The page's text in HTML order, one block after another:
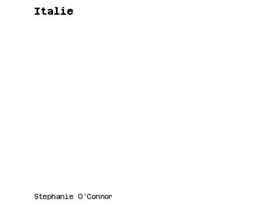
Italie
Stephanie O'Connor